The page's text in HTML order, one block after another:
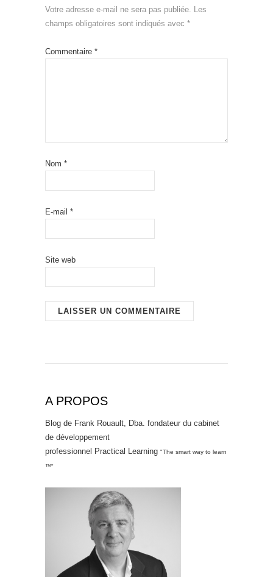
Votre adresse e-mail ne sera pas publiée. Les
champs obligatoires sont indiqués avec *
Commentaire *
Nom *
E-mail *
Site web
A PROPOS
Blog de Frank Rouault, Dba. fondateur du cabinet
de développement
professionnel Practical Learning "The smart way to learn
™"